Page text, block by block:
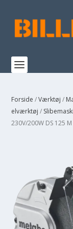
Forside /Værktøj /
elværktøj /
230V/200W DS 125 M